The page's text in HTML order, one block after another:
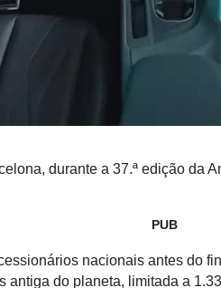
durante a 37.ª edição da
PUB
nacionais antes do
antiga do planeta, limitada a